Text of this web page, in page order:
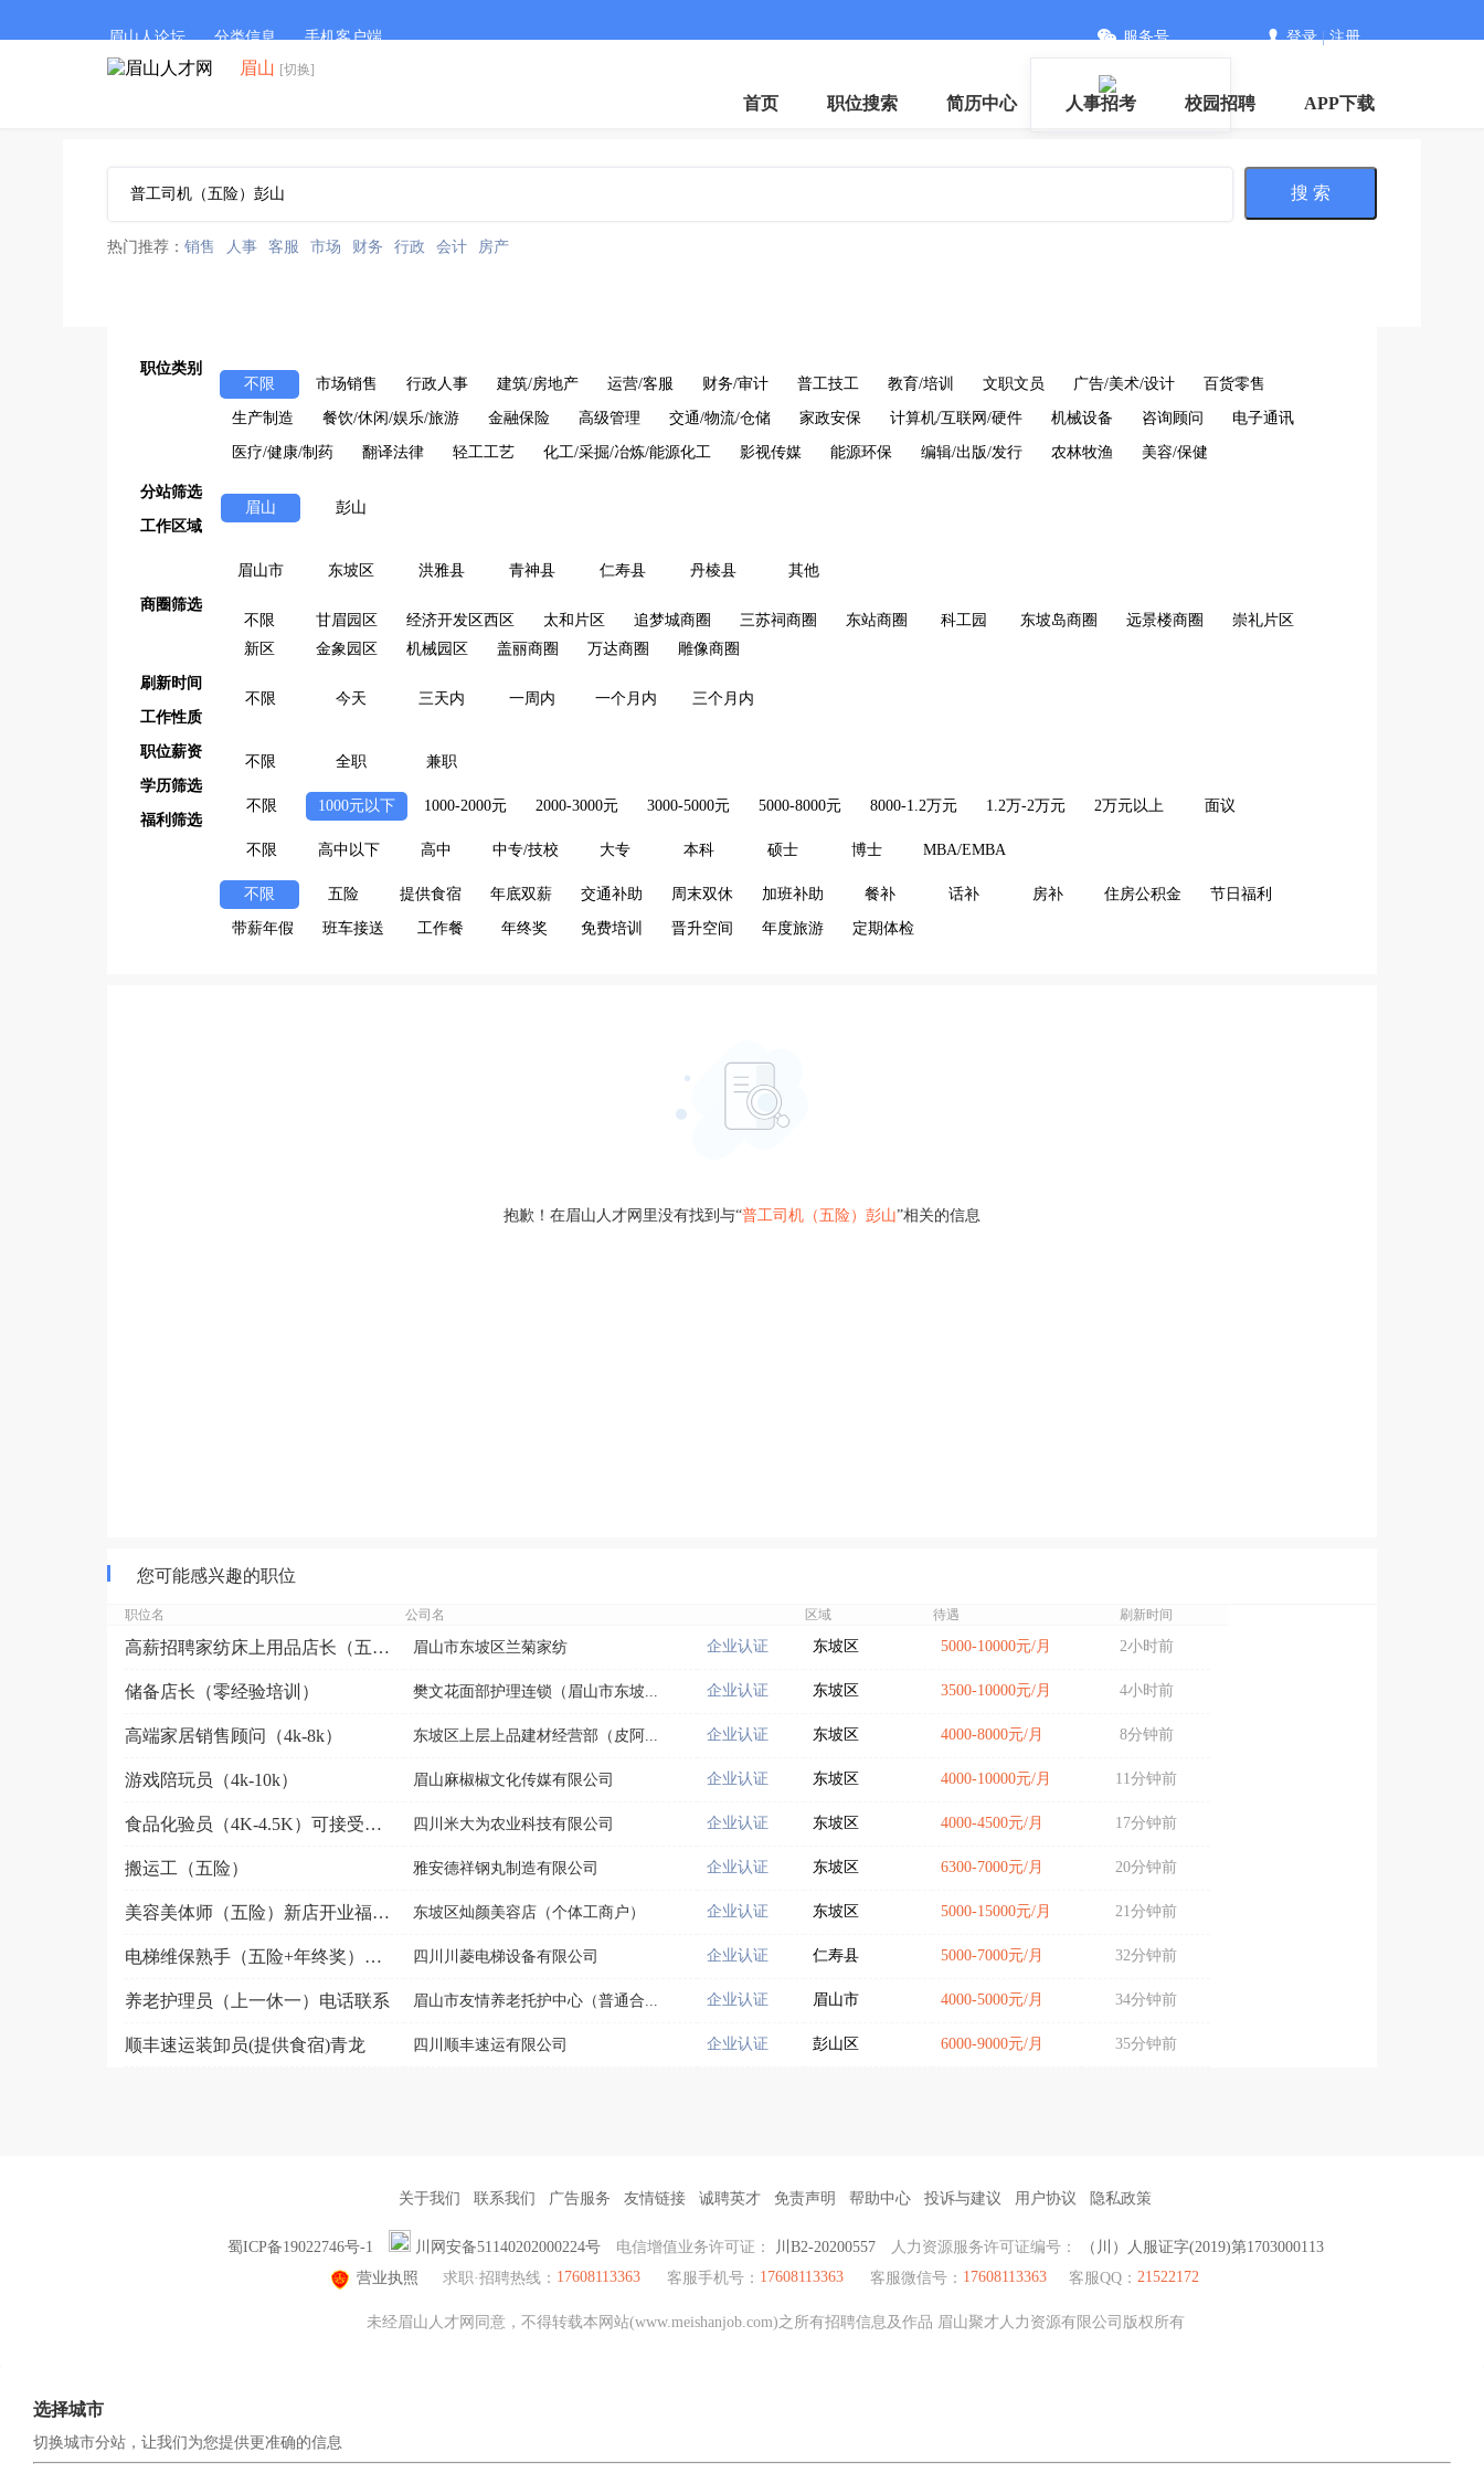
眉山人论坛 分类信息 手机客户端
微信
服务号 登录|注册
眉山 [切换]
首页 职位搜索 简历中心 人事招考 校园招聘 APP下载
搜 索
热门推荐： 销售 人事 客服 市场 财务 行政 会计 房产
职位类别
不限
市场销售 行政人事 建筑/房地产 运营/客服 财务/审计 普工技工 教育/培训 文职文员 广告/美术/设计 百货零售
生产制造 餐饮/休闲/娱乐/旅游 金融保险 高级管理 交通/物流/仓储 家政安保 计算机/互联网/硬件 机械设备 咨询顾问 电子通讯
医疗/健康/制药 翻译法律 轻工工艺 化工/采掘/冶炼/能源化工 影视传媒 能源环保 编辑/出版/发行 农林牧渔 美容/保健
分站筛选
眉山
彭山
工作区域
眉山市 东坡区 洪雅县 青神县 仁寿县 丹棱县 其他
商圈筛选
不限
甘眉园区 经济开发区西区 太和片区 追梦城商圈 三苏祠商圈 东站商圈 科工园 东坡岛商圈 远景楼商圈
崇礼片区
新区
金象园区 机械园区 盖丽商圈 万达商圈 雕像商圈
刷新时间
不限
今天 三天内 一周内 一个月内
三个月内
工作性质
不限 全职 兼职
职位薪资
不限 1000元以下 1000-2000元 2000-3000元 3000-5000元 5000-8000元 8000-1.2万元 1.2万-2万元 2万元以上 面议
学历筛选
不限 高中以下 高中 中专/技校 大专 本科 硕士 博士 MBA/EMBA
福利筛选
不限 五险 提供食宿 年底双薪 交通补助 周末双休 加班补助 餐补 话补 房补 住房公积金 节日福利
带薪年假 班车接送 工作餐 年终奖 免费培训 晋升空间 年度旅游 定期体检
抱歉！在眉山人才网里没有找到与“普工司机（五险）彭山”相关的信息
您可能感兴趣的职位
职位名 公司名 区域 待遇 刷新时间
高薪招聘家纺床上用品店长（五险） 眉山市东坡区兰菊家纺 企业认证 东坡区 5000-10000元/月 2小时前
储备店长（零经验培训） 樊文花面部护理连锁（眉山市东坡... 企业认证 东坡区 3500-10000元/月 4小时前
高端家居销售顾问（4k-8k） 东坡区上层上品建材经营部（皮阿... 企业认证 东坡区 4000-8000元/月 8分钟前
游戏陪玩员（4k-10k） 眉山麻椒椒文化传媒有限公司 企业认证 东坡区 4000-10000元/月 11分钟前
食品化验员（4K-4.5K）可接受应届生 四川米大为农业科技有限公司 企业认证 东坡区 4000-4500元/月 17分钟前
搬运工（五险） 雅安德祥钢丸制造有限公司 企业认证 东坡区 6300-7000元/月 20分钟前
美容美体师（五险）新店开业福利好 东坡区灿颜美容店（个体工商户） 企业认证 东坡区 5000-15000元/月 21分钟前
电梯维保熟手（五险+年终奖）视高 四川川菱电梯设备有限公司 企业认证 仁寿县 5000-7000元/月 32分钟前
养老护理员（上一休一）电话联系 眉山市友情养老托护中心（普通合... 企业认证 眉山市 4000-5000元/月 34分钟前
顺丰速运装卸员(提供食宿)青龙 四川顺丰速运有限公司 企业认证 彭山区 6000-9000元/月 35分钟前
关于我们 联系我们 广告服务 友情链接 诚聘英才 免责声明 帮助中心 投诉与建议 用户协议 隐私政策
蜀ICP备19022746号-1 川网安备51140202000224号 电信增值业务许可证： 川B2-20200557 人力资源服务许可证编号：
（川）人服证字(2019)第1703000113
营业执照
求职·招聘热线： 17608113363 客服手机号： 17608113363 客服微信号： 17608113363 客服QQ： 21522172
未经眉山人才网同意，不得转载本网站(www.meishanjob.com)之所有招聘信息及作品 眉山聚才人力资源有限公司版权所有
选择城市
切换城市分站，让我们为您提供更准确的信息